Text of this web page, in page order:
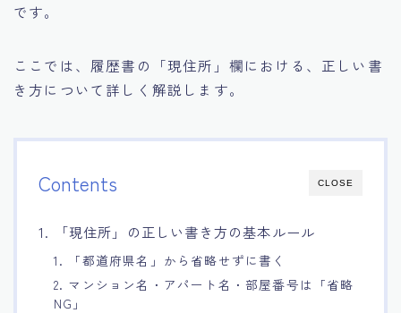
です。
ここでは、履歴書の「現住所」欄における、正しい書
き方について詳しく解説します。
CLOSE
Contents
1. 「現住所」の正しい書き方の基本ルール
1. 「都道府県名」から省略せずに書く
2. マンション名・アパート名・部屋番号は「省略
NG」